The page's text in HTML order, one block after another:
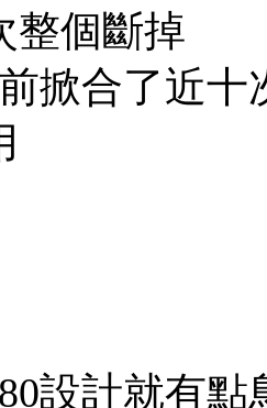
整個斷掉
掀合了近
設計就有